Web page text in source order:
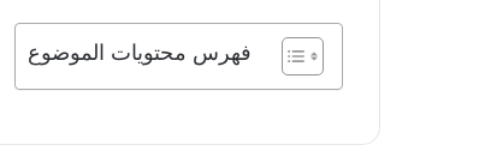
فهرس محتويات الموضوع